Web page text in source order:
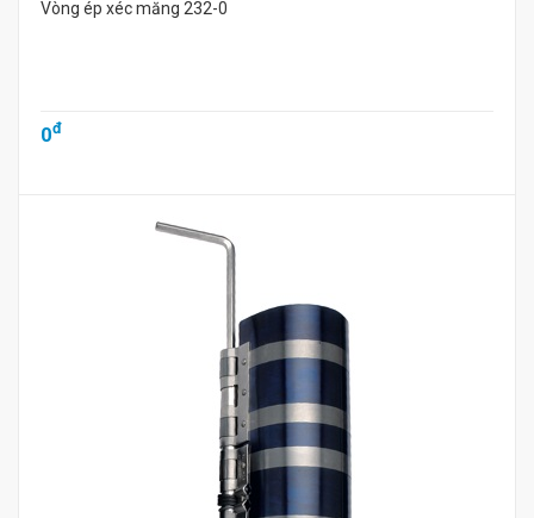
Vòng ép xéc măng 232-0
0đ